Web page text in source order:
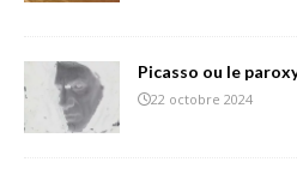
Picasso ou le
22 octobre 2024